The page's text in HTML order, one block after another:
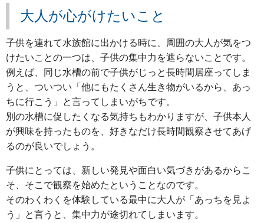
大人が心がけたいこと
子供を連れて水族館に出かける時に、周囲の大人が気をつ
けたいことの一つは、子供の集中力を遮らないことです。
例えば、同じ水槽の前で子供がじっと長時間居座ってしま
うと、ついつい「他にもたくさん生き物がいるから、あっ
ちに行こう」と言ってしまいがちです。
別の水槽に促したくなる気持ちもわかりますが、子供本人
が興味を持ったものを、好きなだけ長時間観察させてあげ
るのが良いでしょう。
子供にとっては、新しい発見や面白い気づきがあるからこ
そ、そこで観察を始めたということなのです。
そのわくわくを体験している最中に大人が「あっちを見よ
う」と言うと、集中力が途切れてしまいます。